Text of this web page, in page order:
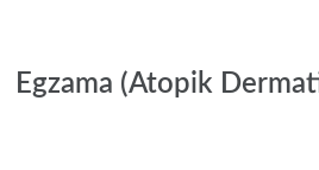
Egzama (Atopik